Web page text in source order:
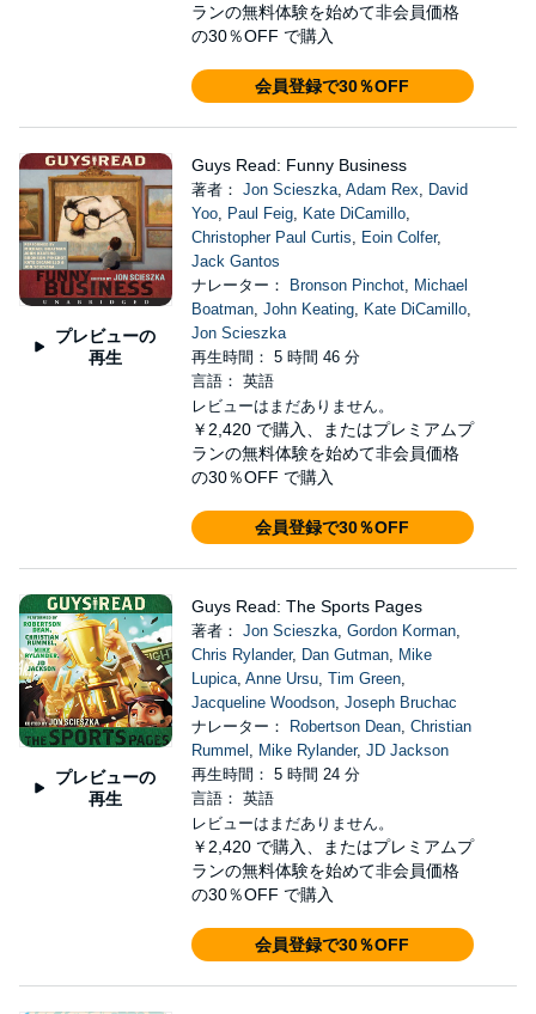
ランの無料体験を始めて非会員価格
の30％OFF で購入
会員登録で30％OFF
プレビューの
再生
Guys Read: Funny Business
著者： Jon Scieszka, Adam Rex, David
Yoo, Paul Feig, Kate DiCamillo,
Christopher Paul Curtis, Eoin Colfer,
Jack Gantos
ナレーター：
Bronson Pinchot, Michael
Boatman, John Keating, Kate DiCamillo,
Jon Scieszka
再生時間： 5 時間 46 分
言語： 英語
レビューはまだありません。
￥2,420 で購入、またはプレミアムプ
ランの無料体験を始めて非会員価格
の30％OFF で購入
会員登録で30％OFF
プレビューの
再生
Guys Read: The Sports Pages
著者： Jon Scieszka, Gordon Korman,
Chris Rylander, Dan Gutman, Mike
Lupica, Anne Ursu, Tim Green,
Jacqueline Woodson, Joseph Bruchac
ナレーター：
Robertson Dean, Christian
Rummel , Mike Rylander, JD Jackson
再生時間： 5 時間 24 分
言語： 英語
レビューはまだありません。
￥2,420 で購入、またはプレミアムプ
ランの無料体験を始めて非会員価格
の30％OFF で購入
会員登録で30％OFF